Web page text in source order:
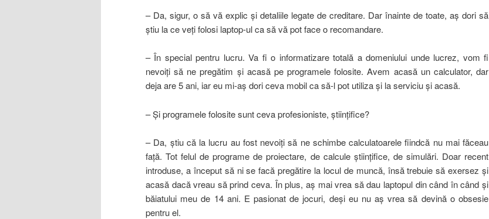
– Da, sigur, o să vă explic şi detaliile legate de creditare. Dar înainte de toate, aş dori să
ştiu la ce veţi folosi laptop-ul ca să vă pot face o recomandare.
– În special pentru lucru. Va fi o informatizare totală a domeniului unde lucrez, vom fi
nevoiţi să ne pregătim şi acasă pe programele folosite. Avem acasă un calculator, dar
deja are 5 ani, iar eu mi-aş dori ceva mobil ca să-l pot utiliza şi la serviciu şi acasă.
– Şi programele folosite sunt ceva profesioniste, ştiinţifice?
– Da, ştiu că la lucru au fost nevoiţi să ne schimbe calculatoarele fiindcă nu mai făceau
faţă. Tot felul de programe de proiectare, de calcule ştiinţifice, de simulări. Doar recent
introduse, a început să ni se facă pregătire la locul de muncă, însă trebuie să exersez şi
acasă dacă vreau să prind ceva. În plus, aş mai vrea să dau laptopul din când în când şi
băiatului meu de 14 ani. E pasionat de jocuri, deşi eu nu aş vrea să devină o obsesie
pentru el.